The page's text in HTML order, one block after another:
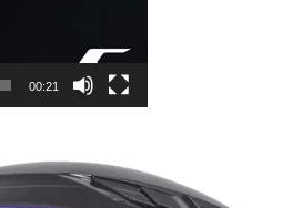
00:21